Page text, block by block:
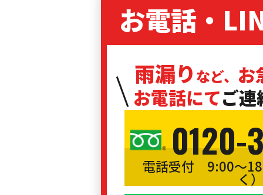
お電話・
雨漏り など、 お
お電話にてご
0120-
電話受付 9:00〜
く）